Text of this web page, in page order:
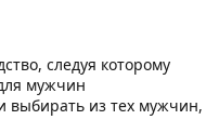
следуя которому
мужчин
выбирать из тех мужчин,